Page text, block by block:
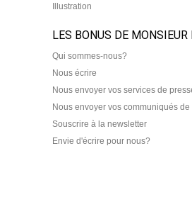
Illustration
LES BONUS DE MONSIEUR
Qui sommes-nous?
Nous écrire
Nous envoyer vos services de
Nous envoyer vos communiqués de
Souscrire à la newsletter
Envie d'écrire pour nous?